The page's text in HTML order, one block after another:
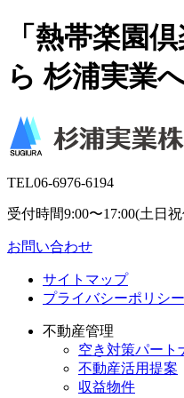
「熱帯楽
ら 杉浦実業
TEL06-6976-6194
受付時間9:00〜17:00(土日
お問い合わせ
サイトマップ
プライバシーポリシー
不動産管理
空き対策パート
不動産活用提案
収益物件